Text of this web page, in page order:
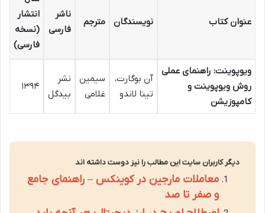
عنوان کتاب نویسندگان مترجم
ناشر
فارسی
انتشار
(نسخه
فارسی)
ویوپوینت: راهنمای عملی
روش ویوپوینت و
کامپوزیشن
آن بوگارت،
تینا لاندو
سیمین
غلامی
نشر
بیدگل
۱۳۹۴
دیگر کاربران سایت این مطالب را نیز دوست داشته اند
معاملات مارجین در کوینکس – راهنمای جامع
و صفر تا صد